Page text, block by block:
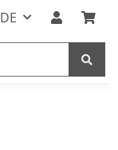
DE